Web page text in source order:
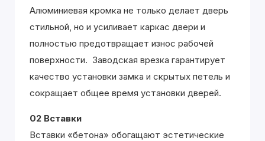
Алюминиевая кромка не только делает дверь
стильной, но и усиливает каркас двери и
полностью предотвращает износ рабочей
поверхности. Заводская врезка гарантирует
качество установки замка и скрытых петель и
сокращает общее время установки дверей.
02 Вставки
Вставки «бетона» обогащают эстетические